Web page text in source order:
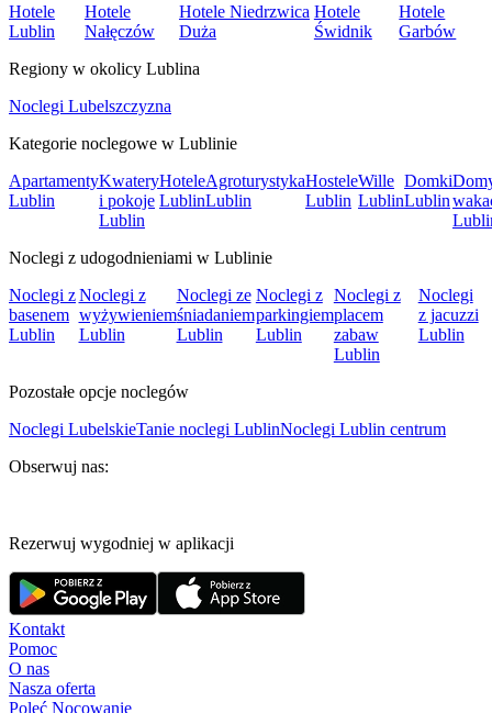
Hotele
Lublin
Hotele
Nałęczów
Hotele Niedrzwica
Duża
Hotele
Świdnik
Hotele
Garbów
Regiony w okolicy Lublina
Noclegi Lubelszczyzna
Kategorie noclegowe w Lublinie
Apartamenty
Lublin
Kwatery
i pokoje
Lublin
Hotele
Lublin
Agroturystyka
Lublin
Hostele
Lublin
Wille
Lublin
Domki
Lublin
Noclegi z udogodnieniami w Lublinie
Noclegi z
basenem
Lublin
Noclegi z
wyżywieniem
Lublin
Noclegi ze
śniadaniem
Lublin
Noclegi z
parkingiem
Lublin
Noclegi z
placem
zabaw
Lublin
Noclegi
z jacuzzi
Lublin
Pozostałe opcje noclegów
Noclegi LubelskieTanie noclegi LublinNoclegi Lublin centrum
Obserwuj nas:
Rezerwuj wygodniej w aplikacji
Kontakt
Pomoc
O nas
Nasza oferta
Poleć Nocowanie